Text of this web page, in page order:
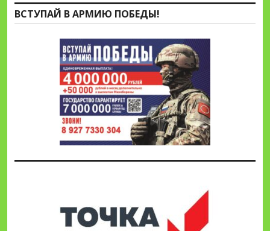
ВСТУПАЙ В АРМИЮ ПОБЕДЫ!